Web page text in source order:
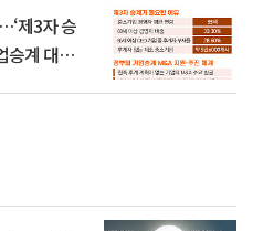
제3자 승
승계 대전